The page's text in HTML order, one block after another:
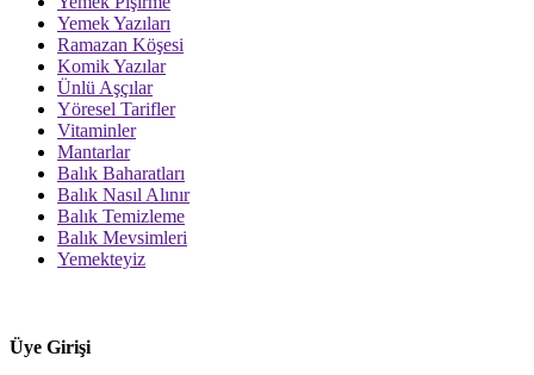
Yemek Yazıları
Ramazan Köşesi
Komik Yazılar
Ünlü Aşçılar
Yöresel Tarifler
Vitaminler
Mantarlar
Balık Baharatları
Balık Nasıl Alınır
Balık Temizleme
Balık Mevsimleri
Yemekteyiz
Üye Girişi